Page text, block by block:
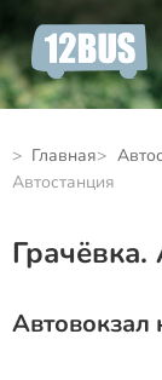
Главная
Автостанция
Грачёвка.
Автовокзал